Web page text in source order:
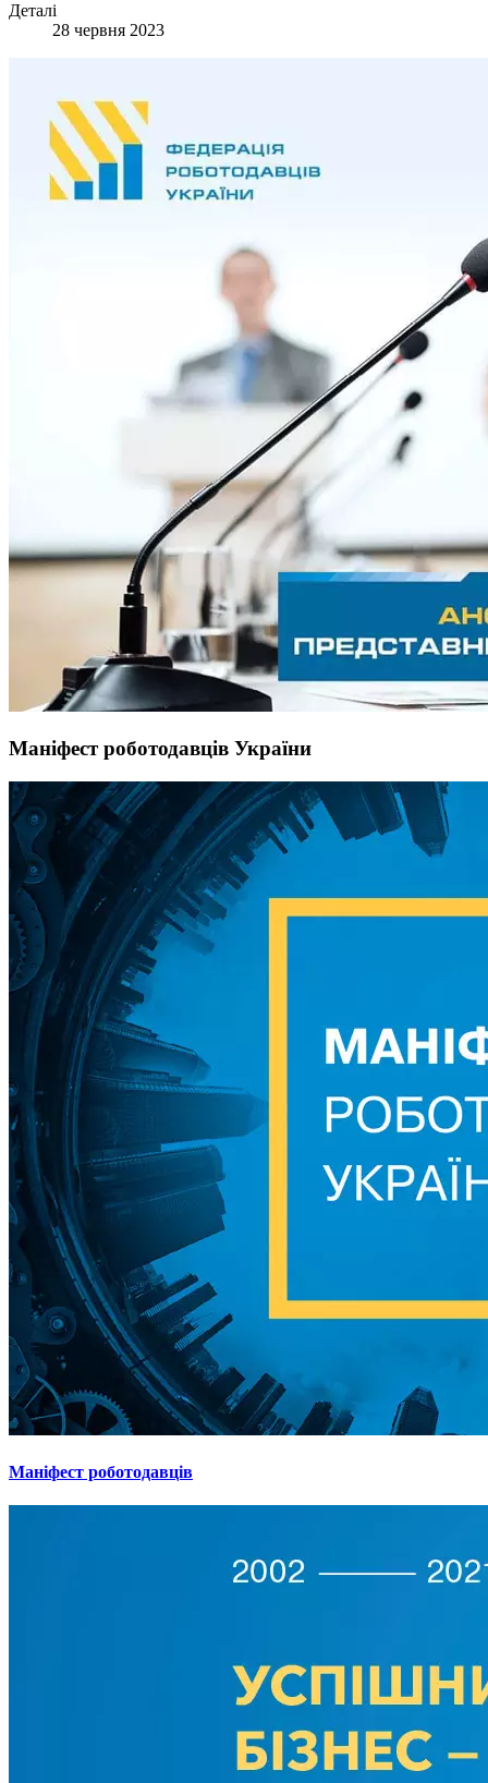
Деталі
28 червня 2023
Маніфест роботодавців України
Маніфест роботодавців